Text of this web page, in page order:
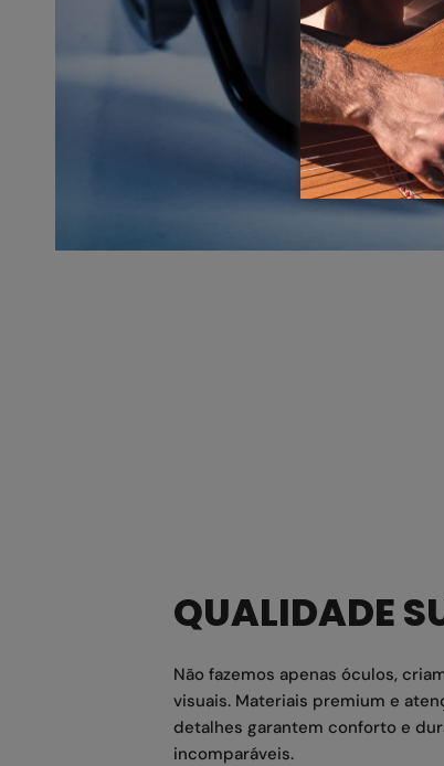
QUALIDADE
Não fazemos apenas óculos,
visuais. Materiais premium e
detalhes garantem conforto e
incomparáveis.